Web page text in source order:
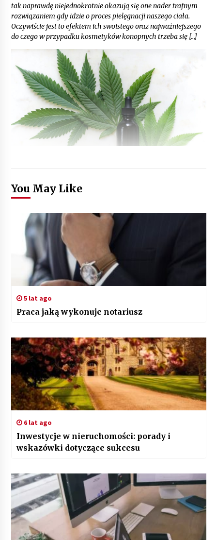
tak naprawdę niejednokrotnie okazują się one nader trafnym
rozwiązaniem gdy idzie o proces pielęgnacji naszego ciała.
Oczywiście jest to efektem ich swoistego oraz najważniejszego
do czego w przypadku kosmetyków konopnych trzeba się […]
You May Like
5 lat ago
Praca jaką wykonuje notariusz
6 lat ago
Inwestycje w nieruchomości: porady i
wskazówki dotyczące sukcesu